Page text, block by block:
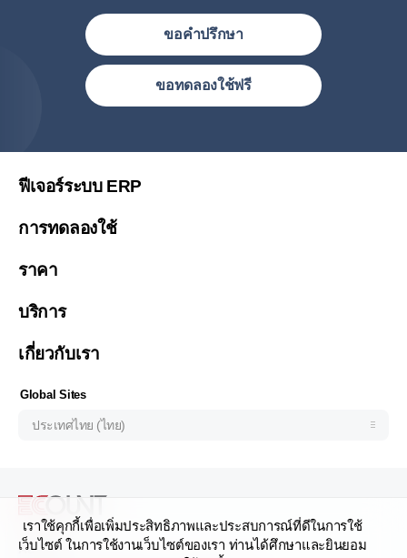
ขอคำปรึกษา
ขอทดลองใช้ฟรี
ฟีเจอร์ระบบ ERP
การทดลองใช้
ราคา
บริการ
เกี่ยวกับเรา
Global Sites
ประเทศไทย (ไทย)
ประเทศไทย (ไทย)
繁體中文
Việt Nam (Tiếng Việt)
Malaysia (English)
Philipines(English)
Узбекистан (русский)
Address
เราใช้คุกกี้เพื่อเพิ่มประสิทธิภาพและประสบการณ์ที่ดีในการใช้
เว็บไซต์ ในการใช้งานเว็บไซต์ของเรา ท่านได้ศึกษาและยินยอม